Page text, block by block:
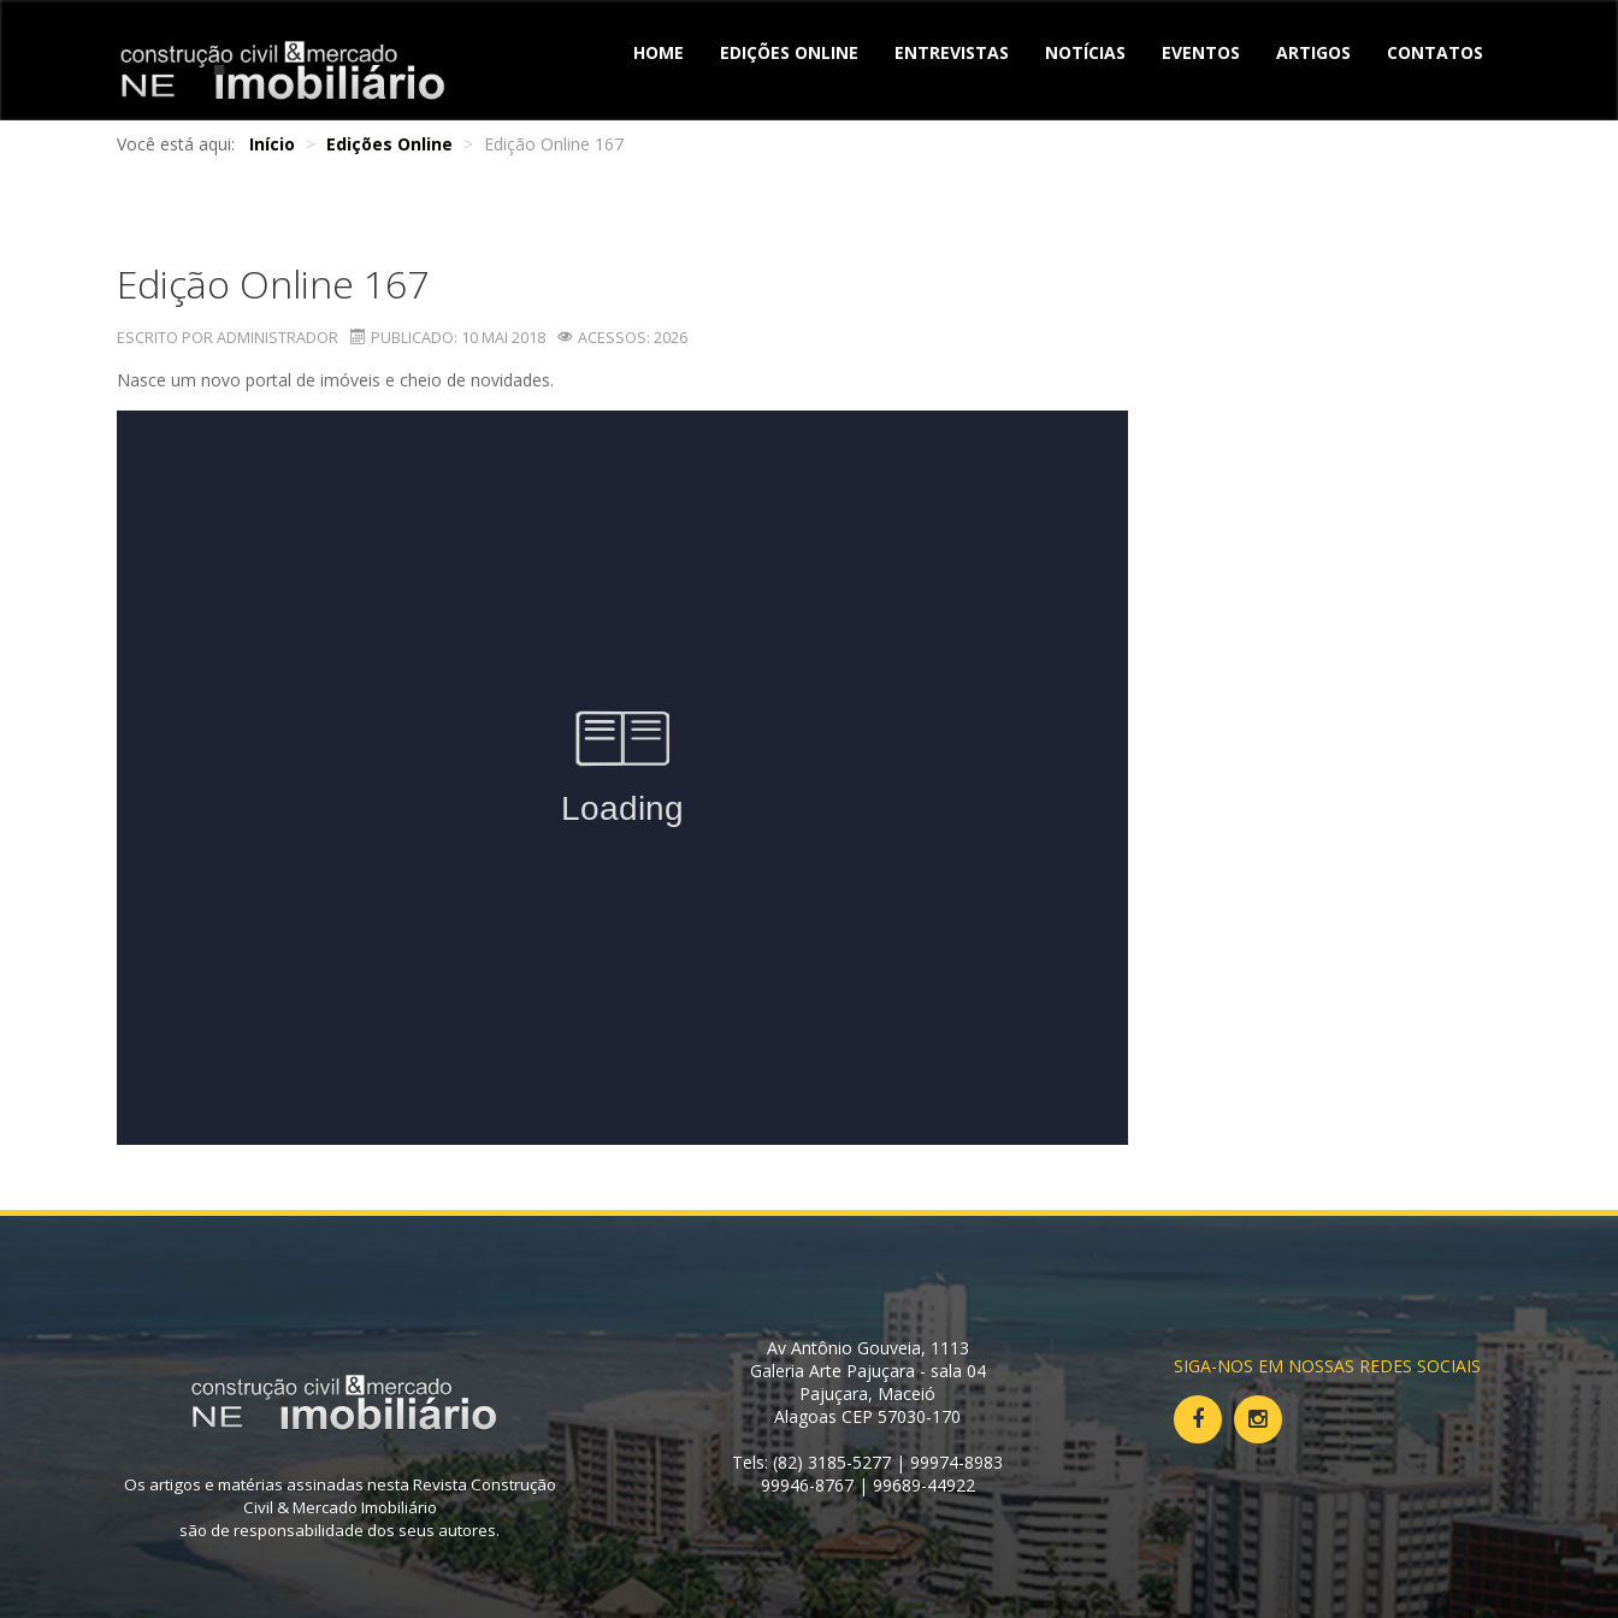
HOME EDIÇÕES ONLINE ENTREVISTAS NOTÍCIAS EVENTOS ARTIGOS CONTATOS
Você está aqui: Início > Edições Online > Edição Online 167
Edição Online 167
ESCRITO PORADMINISTRADOR PUBLICADO: 10 MAI 2018 ACESSOS: 2026
Nasce um novo portal de imóveis e cheio de novidades.
Os artigos e matérias assinadas nesta Revista Construção
Civil & Mercado Imobiliário
são de responsabilidade dos seus autores.
Av Antônio Gouveia, 1113
Galeria Arte Pajuçara - sala 04
Pajuçara, Maceió
Alagoas CEP 57030-170
Tels: (82) 3185-5277 | 99974-8983
99946-8767 | 99689-44922
SIGA-NOS EM NOSSAS REDES SOCIAIS